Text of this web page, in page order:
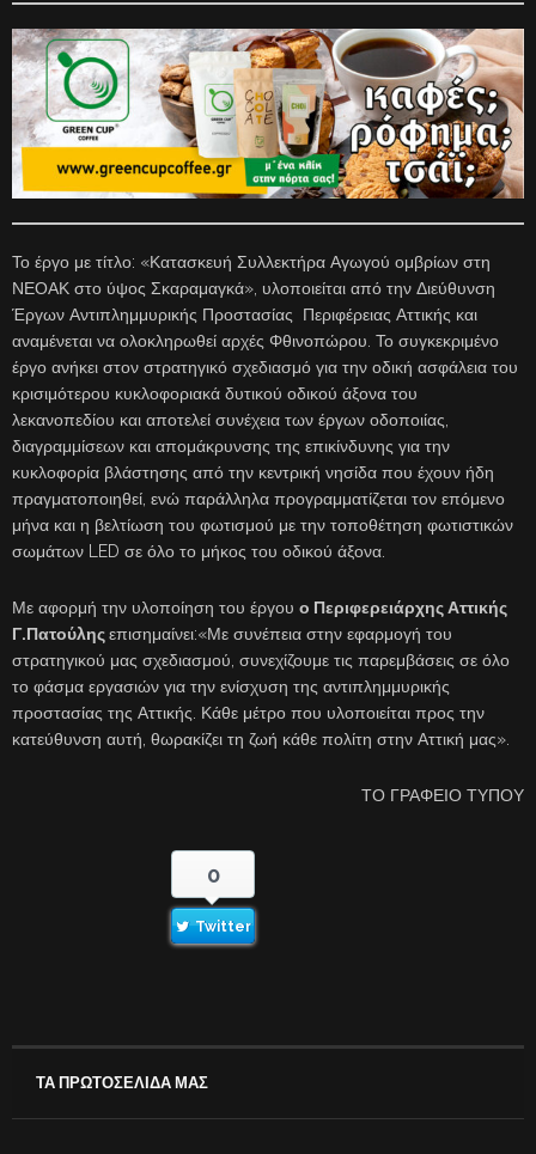
Το έργο με τίτλο: «Κατασκευή Συλλεκτήρα Αγωγού ομβρίων στη
ΝΕΟΑΚ στο ύψος Σκαραμαγκά», υλοποιείται από την Διεύθυνση
Έργων Αντιπλημμυρικής Προστασίας Περιφέρειας Αττικής και
αναμένεται να ολοκληρωθεί αρχές Φθινοπώρου. Το συγκεκριμένο
έργο ανήκει στον στρατηγικό σχεδιασμό για την οδική ασφάλεια του
κρισιμότερου κυκλοφοριακά δυτικού οδικού άξονα του
λεκανοπεδίου και αποτελεί συνέχεια των έργων οδοποιίας,
διαγραμμίσεων και απομάκρυνσης της επικίνδυνης για την
κυκλοφορία βλάστησης από την κεντρική νησίδα που έχουν ήδη
πραγματοποιηθεί, ενώ παράλληλα προγραμματίζεται τον επόμενο
μήνα και η βελτίωση του φωτισμού με την τοποθέτηση φωτιστικών
σωμάτων LED σε όλο το μήκος του οδικού άξονα.
Με αφορμή την υλοποίηση του έργου ο Περιφερειάρχης Αττικής
Γ.Πατούληςεπισημαίνει:«Με συνέπεια στην εφαρμογή του
στρατηγικού μας σχεδιασμού, συνεχίζουμε τις παρεμβάσεις σε όλο
το φάσμα εργασιών για την ενίσχυση της αντιπλημμυρικής
προστασίας της Αττικής. Κάθε μέτρο που υλοποιείται προς την
κατεύθυνση αυτή, θωρακίζει τη ζωή κάθε πολίτη στην Αττική μας».
ΤΟ ΓΡΑΦΕΙΟ ΤΥΠΟΥ
0
Twitter
ΤΑ ΠΡΩΤΟΣΕΛΙΔΑ ΜΑΣ